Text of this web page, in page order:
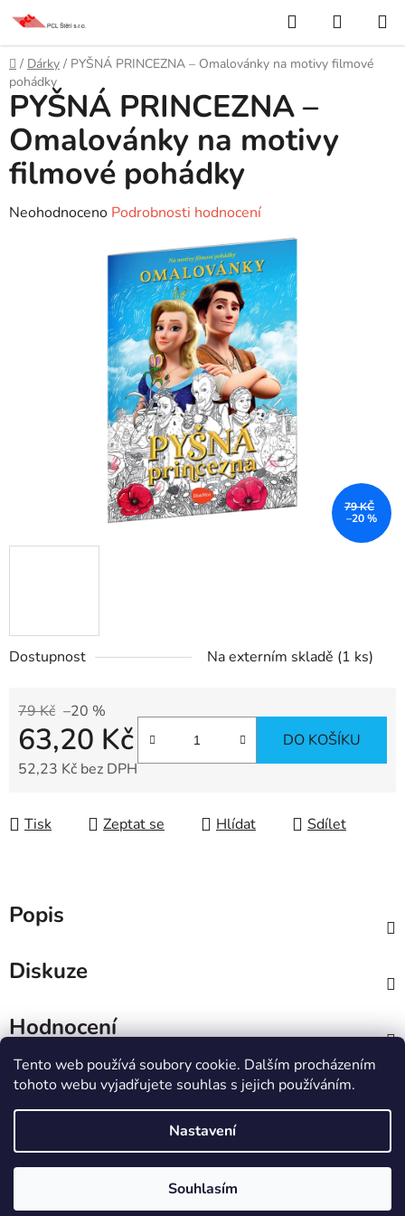
Tento web používá soubory cookie. Dalším procházením
tohoto webu vyjadřujete souhlas s jejich používáním.
Nastavení
Souhlasím
Přejít
obsah
Hledat
KOŠÍK
Domů
/ Dárky / PYŠNÁ PRINCEZNA – Omalovánky na motivy filmové
pohádky
Dostupnost Na externím skladě (1 ks)
79 Kč –20 %
63,20 Kč
52,23 Kč bez DPH
DO KOŠÍKU
Tisk Zeptat se Hlídat Sdílet
PYŠNÁ PRINCEZNA –
Omalovánky na motivy
filmové pohádky
Průměrné
Neohodnoceno Podrobnosti hodnocení
79 KČ
–20 %
Popis
Diskuze
Hodnocení
IT e-shop
Vytvořil Shoptet
PCL Štětí s.r.o.